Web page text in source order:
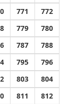
771
772
779
780
787
788
795
796
803
804
811
812